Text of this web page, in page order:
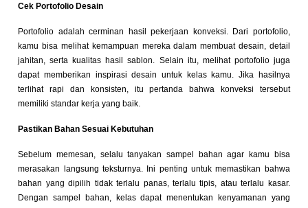
Cek Portofolio Desain
Portofolio adalah cerminan hasil pekerjaan konveksi. Dari portofolio,
kamu bisa melihat kemampuan mereka dalam membuat desain, detail
jahitan, serta kualitas hasil sablon. Selain itu, melihat portofolio juga
dapat memberikan inspirasi desain untuk kelas kamu. Jika hasilnya
terlihat rapi dan konsisten, itu pertanda bahwa konveksi tersebut
memiliki standar kerja yang baik.
Pastikan Bahan Sesuai Kebutuhan
Sebelum memesan, selalu tanyakan sampel bahan agar kamu bisa
merasakan langsung teksturnya. Ini penting untuk memastikan bahwa
bahan yang dipilih tidak terlalu panas, terlalu tipis, atau terlalu kasar.
Dengan sampel bahan, kelas dapat menentukan kenyamanan yang